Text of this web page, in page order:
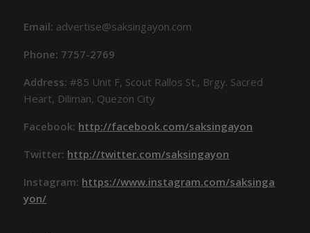
Email: advertise@saksingayon.com
Phone: 7757-2769
Address:#85 Unit F, Scout Rallos St., Brgy. Sacred
Heart, Diliman, Quezon City
Facebook: http://facebook.com/saksingayon
Twitter: http://twitter.com/saksingayon
Instagram: https://www.instagram.com/saksinga
yon/